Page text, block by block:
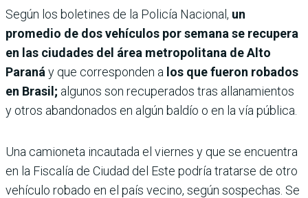
Según los boletines de la Policía Nacional, un
promedio de dos vehículos por semana se recupera
en las ciudades del área metropolitana de Alto
Paraná y que corresponden a los que fueron robados
en Brasil; algunos son recuperados tras allanamientos
y otros abandonados en algún baldío o en la vía pública.
Una camioneta incautada el viernes y que se encuentra
en la Fiscalía de Ciudad del Este podría tratarse de otro
vehículo robado en el país vecino, según sospechas. Se